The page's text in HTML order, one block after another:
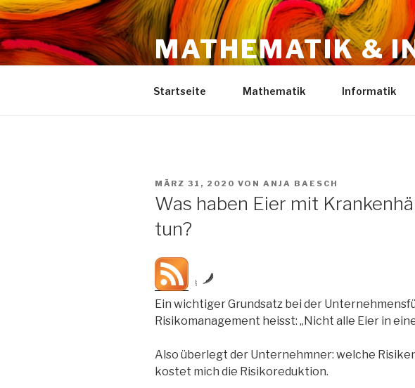
Zum
Inhalt
springen
MATHEMATIK &
Startseite Mathematik Informatik
VERÖFFENTLICHT
MÄRZ 31, 2020 VON ANJA BAESCH
Was haben Eier mit
tun?
by
Ein wichtiger Grundsatz bei der
Risikomanagement heisst: „Nicht alle Eier in
Also überlegt der Unternehmner: welche
kostet mich die Risikoreduktion.